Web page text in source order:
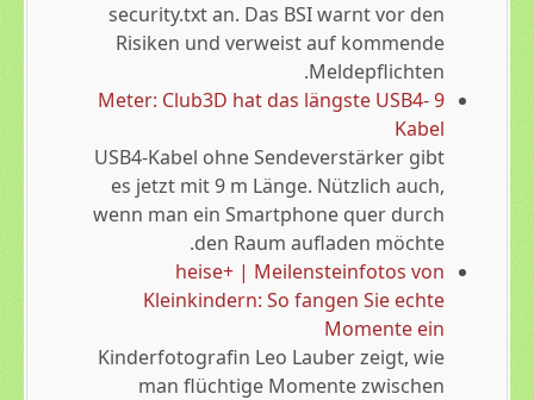
security.txt an. Das BSI warnt vor den
Risiken und verweist auf kommende
Meldepflichten.
9 Meter: Club3D hat das längste USB4-
Kabel
USB4-Kabel ohne Sendeverstärker gibt
es jetzt mit 9 m Länge. Nützlich auch,
wenn man ein Smartphone quer durch
den Raum aufladen möchte.
heise+ | Meilensteinfotos von
Kleinkindern: So fangen Sie echte
Momente ein
Kinderfotografin Leo Lauber zeigt, wie
man flüchtige Momente zwischen